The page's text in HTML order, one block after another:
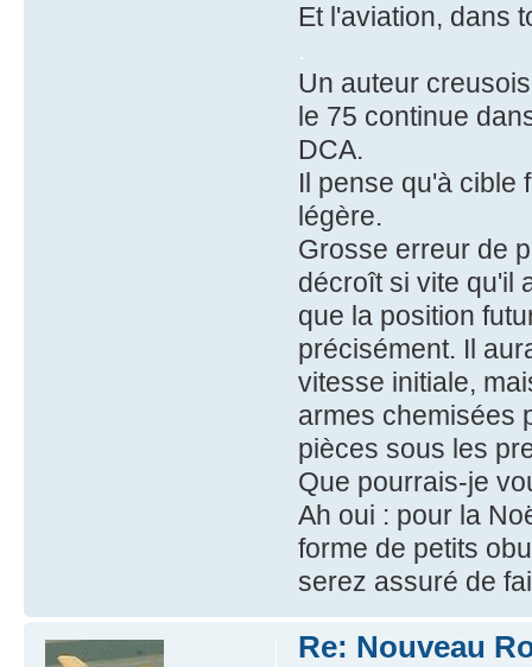
Et l'aviation, dans
.
Un auteur
le 75 continue
DCA.
Il pense qu'à cible
légère.
Grosse erreur de
décroît si vite qu'il
que la position
précisément. Il
vitesse initiale,
armes chemisées
pièces sous les
Que pourrais-je
Ah oui : pour la
forme de petits
serez assuré de
Re: Nouveau